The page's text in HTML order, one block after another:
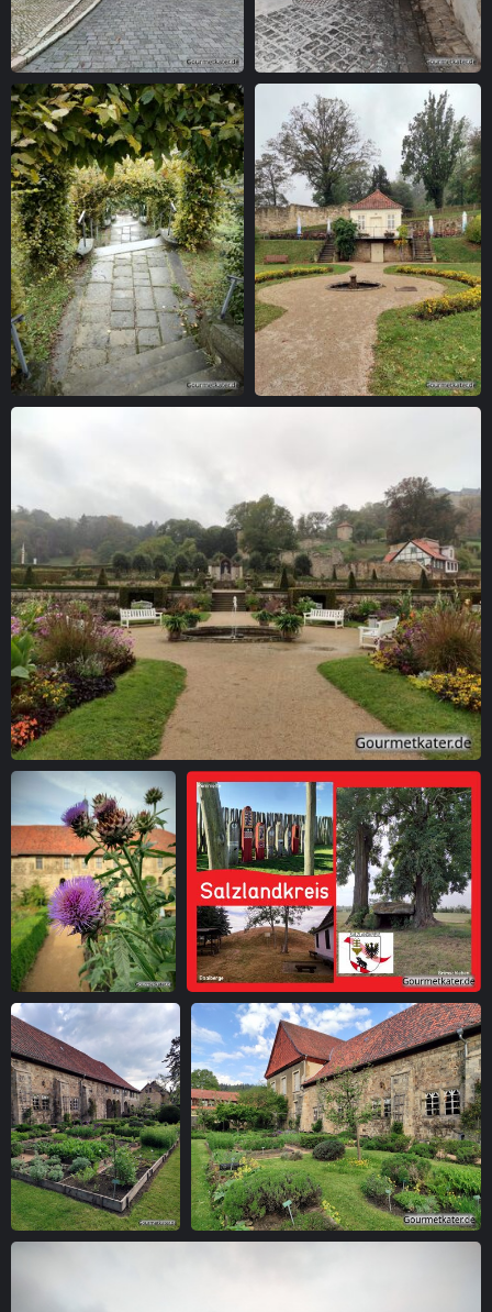
Altes Haus Alter Durchgang
Grüne Treppe Teehaus im Park
Park in Blankenburg
Artischocken-Blüte Postkarte Salzlandkreis 1
Kräutergarten mit
Kräutergarten